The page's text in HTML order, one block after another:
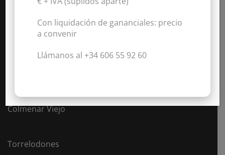
Localidades:
Colmenar Viejo
Torrelodones
Con liquidación de gananciales: precio
a convenir
Llámanos al +34 606 55 92 60